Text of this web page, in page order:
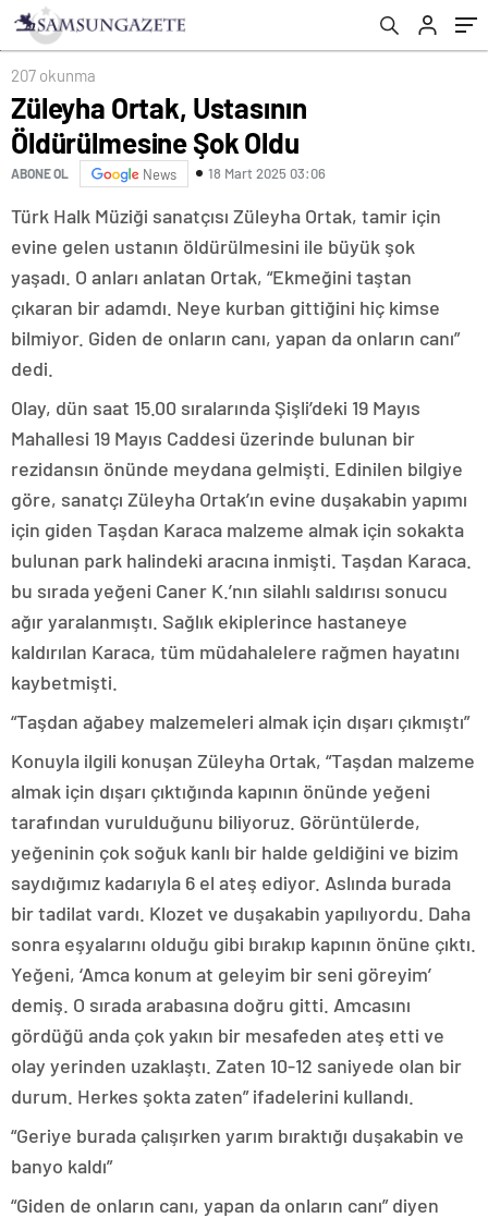
207 okunma
Züleyha Ortak, Ustasının
Öldürülmesine Şok Oldu
ABONE OL News 18 Mart 2025 03:06
Türk Halk Müziği sanatçısı Züleyha Ortak, tamir için
evine gelen ustanın öldürülmesini ile büyük şok
yaşadı. O anları anlatan Ortak, “Ekmeğini taştan
çıkaran bir adamdı. Neye kurban gittiğini hiç kimse
bilmiyor. Giden de onların canı, yapan da onların canı”
dedi.
Olay, dün saat 15.00 sıralarında Şişli’deki 19 Mayıs
Mahallesi 19 Mayıs Caddesi üzerinde bulunan bir
rezidansın önünde meydana gelmişti. Edinilen bilgiye
göre, sanatçı Züleyha Ortak’ın evine duşakabin yapımı
için giden Taşdan Karaca malzeme almak için sokakta
bulunan park halindeki aracına inmişti. Taşdan Karaca.
bu sırada yeğeni Caner K.’nın silahlı saldırısı sonucu
ağır yaralanmıştı. Sağlık ekiplerince hastaneye
kaldırılan Karaca, tüm müdahalelere rağmen hayatını
kaybetmişti.
“Taşdan ağabey malzemeleri almak için dışarı çıkmıştı”
Konuyla ilgili konuşan Züleyha Ortak, “Taşdan malzeme
almak için dışarı çıktığında kapının önünde yeğeni
tarafından vurulduğunu biliyoruz. Görüntülerde,
yeğeninin çok soğuk kanlı bir halde geldiğini ve bizim
saydığımız kadarıyla 6 el ateş ediyor. Aslında burada
bir tadilat vardı. Klozet ve duşakabin yapılıyordu. Daha
sonra eşyalarını olduğu gibi bırakıp kapının önüne çıktı.
Yeğeni, ‘Amca konum at geleyim bir seni göreyim’
demiş. O sırada arabasına doğru gitti. Amcasını
gördüğü anda çok yakın bir mesafeden ateş etti ve
olay yerinden uzaklaştı. Zaten 10-12 saniyede olan bir
durum. Herkes şokta zaten” ifadelerini kullandı.
“Geriye burada çalışırken yarım bıraktığı duşakabin ve
banyo kaldı”
“Giden de onların canı, yapan da onların canı” diyen